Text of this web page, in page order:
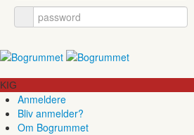
KIG
Anmeldere
Bliv anmelder?
Om Bogrummet